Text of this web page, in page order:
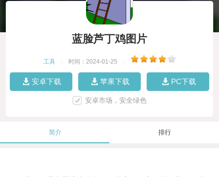
蓝脸芦丁鸡图片
工具 时间：2024-01-25
安卓下载 苹果下载 PC下载
安卓市场，安全绿色
简介 排行